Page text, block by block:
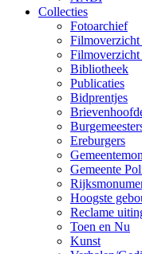
Collecties
Fotoarchief
Bibliotheek
Publicaties
Bidprentjes
Ereburgers
Gemeente
Hoogste
Reclame
Toen en Nu
Kunst